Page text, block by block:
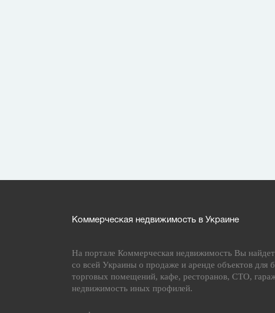
Коммерческая недвижимость в Украине
На портале Коммерческая недвижимость Вы
со всей Украины о продаже и аренде объектов для
торговых помещений, кафе, ресторанов, СТО,
недвижимость иных профилей.